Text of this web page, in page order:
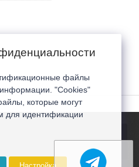
файлы
"Cookies"
которые могут
для идентификации